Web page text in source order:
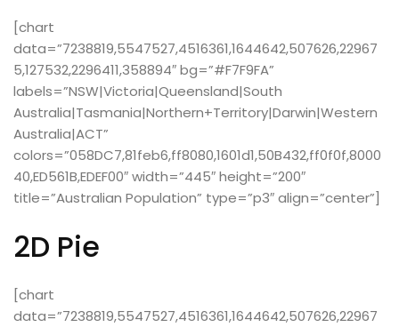
[chart
data=”7238819,5547527,4516361,1644642,507626,22967
5,127532,2296411,358894″ bg=”#F7F9FA”
labels=”NSW|Victoria|Queensland|South
Australia|Tasmania|Northern+Territory|Darwin|Western
Australia|ACT”
colors=”058DC7,81feb6,ff8080,1601d1,50B432,ff0f0f,8000
40,ED561B,EDEF00″ width=”445″ height=”200″
title=”Australian Population” type=”p3″ align=”center”]
2D Pie
[chart
data=”7238819,5547527,4516361,1644642,507626,22967